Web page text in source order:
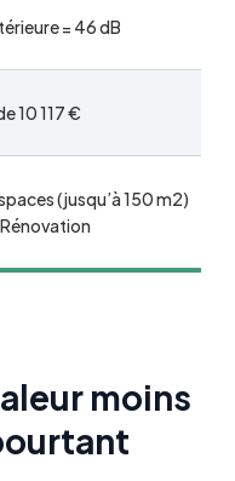
= 46 dB
10 117 €
(jusqu’à 150 m2)
moins